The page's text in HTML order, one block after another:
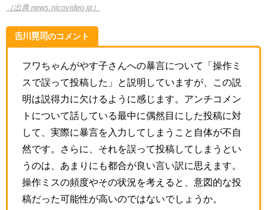
（出典 news.nicovideo.jp）
𠮷川晃司のコメント
フワちゃんがやす子さんへの暴言について「操作ミ
スで誤って投稿した」と説明していますが、この説
明は説得力に欠けるように感じます。アンチコメン
トについて話している最中に偶然目にした投稿に対
して、実際に暴言を入力してしまうこと自体が不自
然です。さらに、それを誤って投稿してしまうとい
うのは、あまりにも都合が良い言い訳に思えます。
操作ミスの頻度やその状況を考えると、意図的な投
稿だった可能性が高いのではないでしょうか。